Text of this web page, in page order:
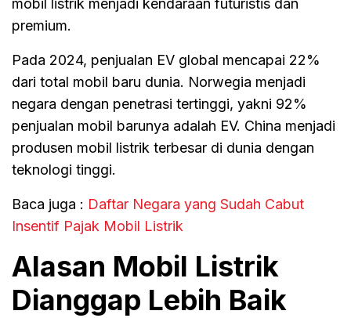
mobil listrik menjadi kendaraan futuristis dan
premium.
Pada 2024, penjualan EV global mencapai 22%
dari total mobil baru dunia. Norwegia menjadi
negara dengan penetrasi tertinggi, yakni 92%
penjualan mobil barunya adalah EV. China menjadi
produsen mobil listrik terbesar di dunia dengan
teknologi tinggi.
Baca juga : Daftar Negara yang Sudah Cabut
Insentif Pajak Mobil Listrik
Alasan Mobil Listrik
Dianggap Lebih Baik